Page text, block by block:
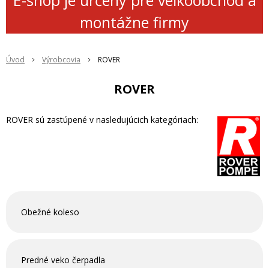
montážne firmy
Úvod Výrobcovia ROVER
ROVER
ROVER sú zastúpené v nasledujúcich kategóriach:
Obežné koleso
Predné veko čerpadla